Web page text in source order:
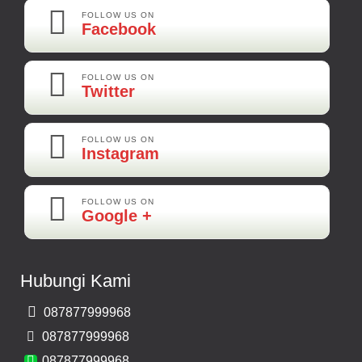
Maya-Palembang
Barang Sudah Sampai Mbak Ratna Makasih
FOLLOW US ON
Facebook
FOLLOW US ON
Twitter
FOLLOW US ON
Instagram
FOLLOW US ON
Google +
Hubungi Kami
087877999968
087877999968